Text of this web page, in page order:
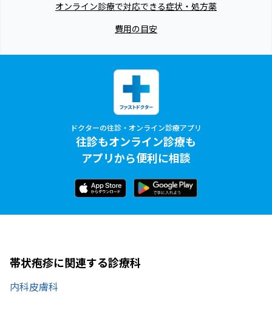
オンライン診療で対応できる症状・処方薬
費用の目安
ドクターの往診・オンライン診療アプリ
往診もオンライン診療も
アプリから便利に相談
帯状疱疹に関連する診療科
内科皮膚科